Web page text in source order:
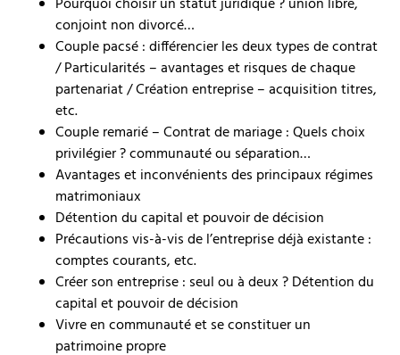
Pourquoi choisir un statut juridique ? union libre,
conjoint non divorcé…
Couple pacsé : différencier les deux types de contrat
/ Particularités – avantages et risques de chaque
partenariat / Création entreprise – acquisition titres,
etc.
Couple remarié – Contrat de mariage : Quels choix
privilégier ? communauté ou séparation…
Avantages et inconvénients des principaux régimes
matrimoniaux
Détention du capital et pouvoir de décision
Précautions vis-à-vis de l’entreprise déjà existante :
comptes courants, etc.
Créer son entreprise : seul ou à deux ? Détention du
capital et pouvoir de décision
Vivre en communauté et se constituer un
patrimoine propre